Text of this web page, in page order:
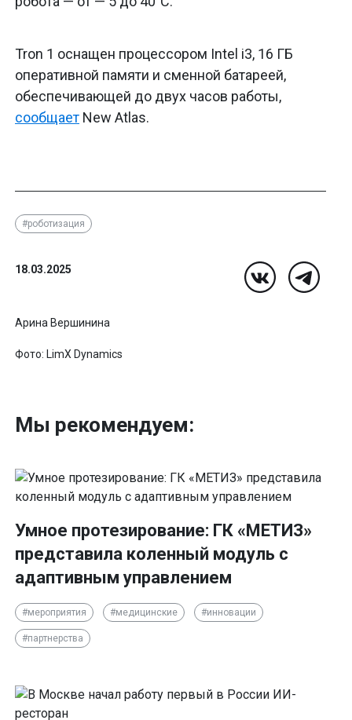
Tron 1 оснащен процессором Intel i3, 16 ГБ
оперативной памяти и сменной батареей,
обеспечивающей до двух часов работы,
сообщает New Atlas.
#роботизация
18.03.2025
Арина Вершинина
Фото: LimX Dynamics
Мы рекомендуем:
Умное протезирование: ГК «МЕТИЗ»
представила коленный модуль с
адаптивным управлением
#мероприятия #медицинские #инновации
#партнерства